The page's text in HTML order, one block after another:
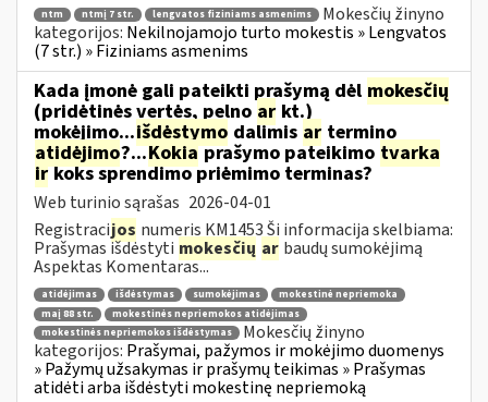
ntm ntmį 7 str. lengvatos fiziniams asmenims
Mokesčių žinyno
kategorijos: Nekilnojamojo turto mokestis » Lengvatos
(7 str.) » Fiziniams asmenims
Kada įmonė gali pateikti prašymą dėl mokesčių
(pridėtinės vertės, pelno ar kt.)
mokėjimo...išdėstymo dalimis ar termino
atidėjimo?...Kokiaprašymo pateikimo tvarka
irkoks sprendimo priėmimo terminas?
Web turinio sąrašas 2026-04-01
Registracijos numeris KM1453 Ši informacija skelbiama:
Prašymas išdėstyti mokesčių ar baudų sumokėjimą
Aspektas Komentaras...
atidėjimas išdėstymas sumokėjimas
mokestinė nepriemoka
maį 88 str.
mokestinės nepriemokos atidėjimas
mokestinės nepriemokos išdėstymas
Mokesčių žinyno
kategorijos: Prašymai, pažymos ir mokėjimo duomenys
» Pažymų užsakymas ir prašymų teikimas » Prašymas
atidėti arba išdėstyti mokestinę nepriemoką